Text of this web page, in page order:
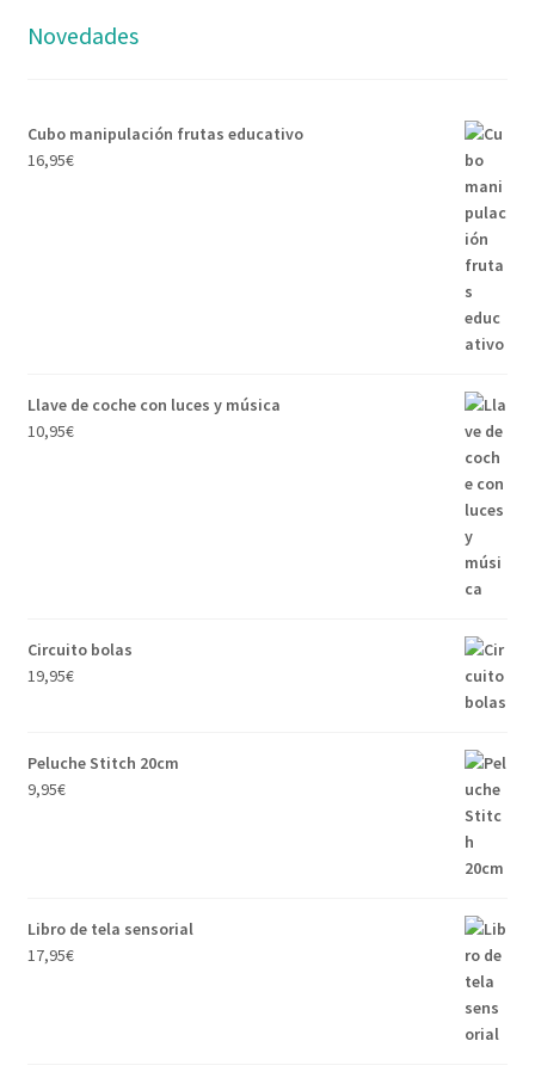
Novedades
Cubo manipulación frutas educativo
16,95€
Llave de coche con luces y música
10,95€
Circuito bolas
19,95€
Peluche Stitch 20cm
9,95€
Libro de tela sensorial
17,95€